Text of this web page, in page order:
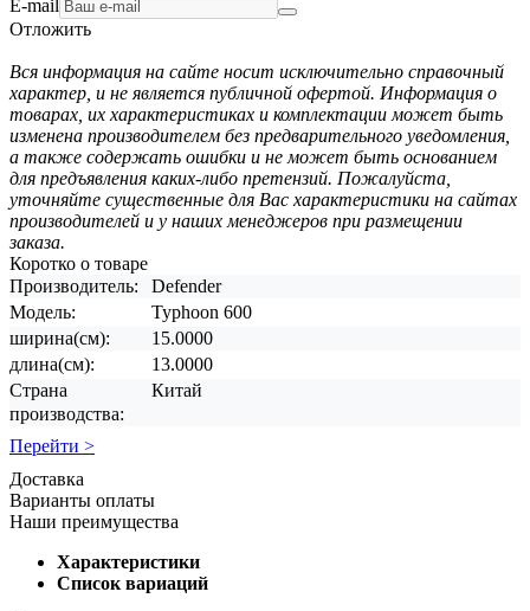
E-mail
Отложить
Вся информация на сайте носит исключительно справочный
характер, и не является публичной офертой. Информация о
товарах, их характеристиках и комплектации может быть
изменена производителем без предварительного уведомления,
а также содержать ошибки и не может быть основанием
для предъявления каких-либо претензий. Пожалуйста,
уточняйте существенные для Вас характеристики на сайтах
производителей и у наших менеджеров при размещении
заказа.
Коротко о товаре
Производитель:
Defender
Модель:
Typhoon 600
ширина(см):
15.0000
длина(см):
13.0000
Страна
производства:
Китай
Перейти >
Доставка
Варианты оплаты
Наши преимущества
Характеристики
Список вариаций